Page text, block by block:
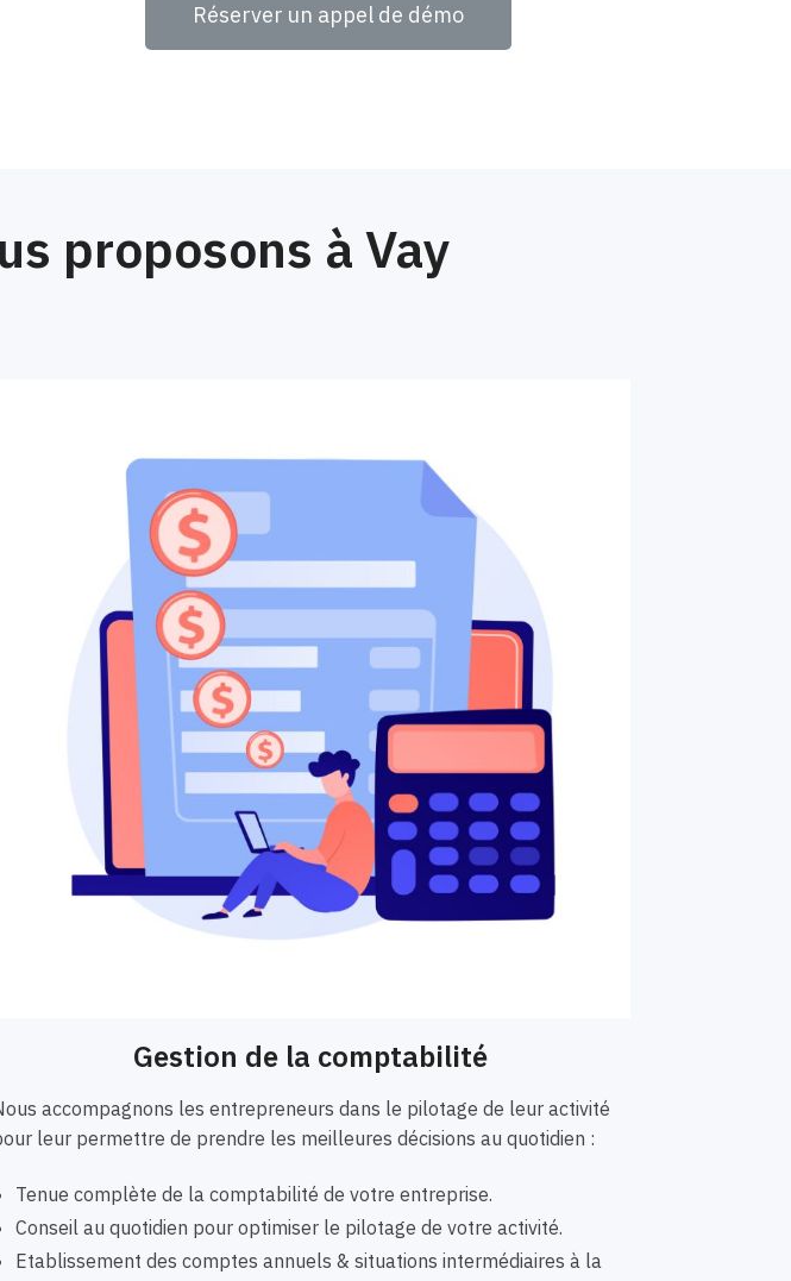
Réserver un appel de démo
proposons à Vay
Gestion de la comptabilité
accompagnons les entrepreneurs dans le pilotage de leur activité
leur permettre de prendre les meilleures décisions au quotidien :
Tenue complète de la comptabilité de votre entreprise.
Conseil au quotidien pour optimiser le pilotage de votre activité.
Etablissement des comptes annuels & situations intermédiaires à la